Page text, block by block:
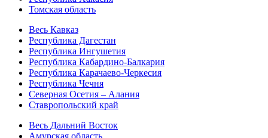
Томская область
Весь Кавказ
Республика Дагестан
Республика Ингушетия
Республика Кабардино-Балкария
Республика Карачаево-Черкесия
Республика Чечня
Северная Осетия – Алания
Ставропольский край
Весь Дальний Восток
Амурская область